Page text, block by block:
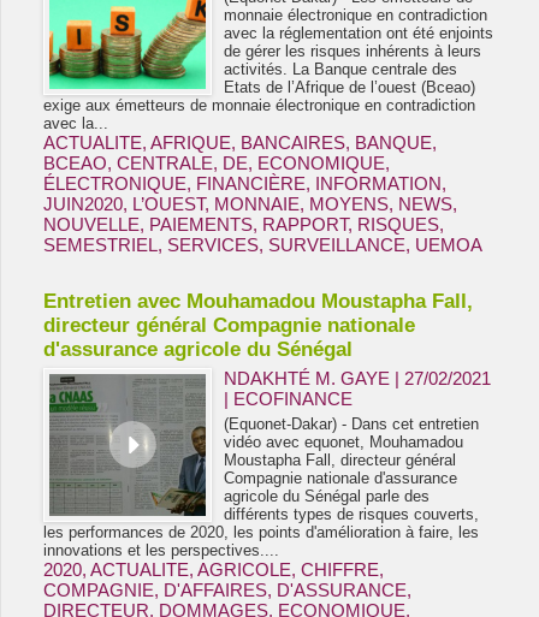
monnaie électronique en contradiction
avec la réglementation ont été enjoints
de gérer les risques inhérents à leurs
activités. La Banque centrale des
Etats de l’Afrique de l’ouest (Bceao)
exige aux émetteurs de monnaie électronique en contradiction
avec la...
ACTUALITE, AFRIQUE, BANCAIRES, BANQUE,
BCEAO, CENTRALE, DE, ECONOMIQUE,
ÉLECTRONIQUE, FINANCIÈRE, INFORMATION,
JUIN2020, L’OUEST, MONNAIE, MOYENS, NEWS,
NOUVELLE, PAIEMENTS, RAPPORT, RISQUES,
SEMESTRIEL, SERVICES, SURVEILLANCE, UEMOA
Entretien avec Mouhamadou Moustapha Fall,
directeur général Compagnie nationale
d'assurance agricole du Sénégal
NDAKHTÉ M. GAYE | 27/02/2021
| ECOFINANCE
(Equonet-Dakar) - Dans cet entretien
vidéo avec equonet, Mouhamadou
Moustapha Fall, directeur général
Compagnie nationale d'assurance
agricole du Sénégal parle des
différents types de risques couverts,
les performances de 2020, les points d'amélioration à faire, les
innovations et les perspectives....
2020, ACTUALITE, AGRICOLE, CHIFFRE,
COMPAGNIE, D'AFFAIRES, D'ASSURANCE,
DIRECTEUR, DOMMAGES, ECONOMIQUE,